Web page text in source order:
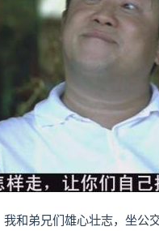
和弟兄们雄心壮志，坐公